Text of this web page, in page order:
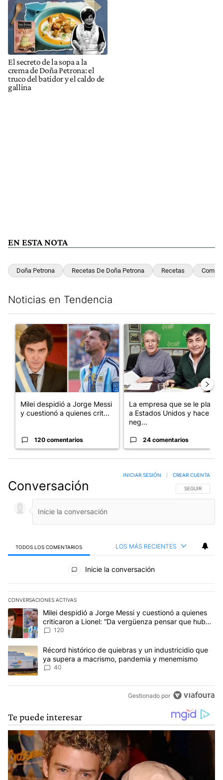
El secreto de la sopa a la
crema de Doña Petrona: el
truco del batidor y el caldo de
gallina
EN ESTA NOTA
Doña Petrona Recetas De Doña Petrona Recetas
Noticias en Tendencia
Un artículo de tendencia con el título "Milei despidió a Jorge
Milei despidió a Jorge Messi
y cuestionó a quienes crit...
120 comentarios
Un artículo de tendencia con
La empresa que se le plantó
a Estados Unidos y hace
neg...
24 comentarios
Conversación SIGA ESTA
SEGUIR
INICIAR SESIÓN CREAR CUENTA
TODOS LOS COMENTARIOS LOS MÁS RECIENTES
Todos los comentarios
Inicie la conversación
CONVERSACIONES ACTIVAS
Este listado muestra los artículos con más comentarios en los
Un artículo de tendencia con el título "Milei despidió a Jorge
Milei despidió a Jorge Messi y cuestionó a quienes
criticaron a Lionel: “Da vergüenza pensar que hubo
anti-Messi”
120
Un artículo de tendencia con el título "Récord histórico de
Récord histórico de quiebras y un industricidio que
ya supera a macrismo, pandemia y menemismo
40
Gestionado por